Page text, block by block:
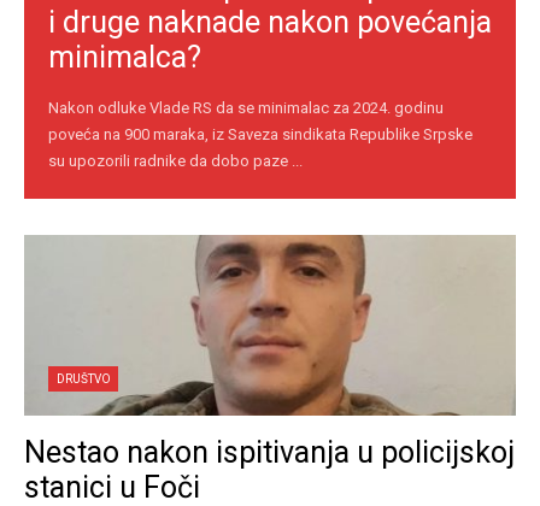
i druge naknade nakon povećanja
minimalca?
Nakon odluke Vlade RS da se minimalac za 2024. godinu
poveća na 900 maraka, iz Saveza sindikata Republike Srpske
su upozorili radnike da dobo paze ...
DRUŠTVO
Nestao nakon ispitivanja u policijskoj
stanici u Foči